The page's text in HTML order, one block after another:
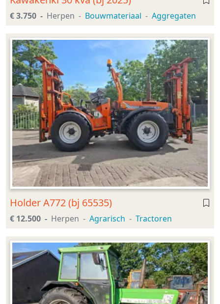
€ 3.750 Herpen Bouwmateriaal Aggregaten
Holder A772 (bj 65535)
€ 12.500 Herpen Agrarisch Tractoren